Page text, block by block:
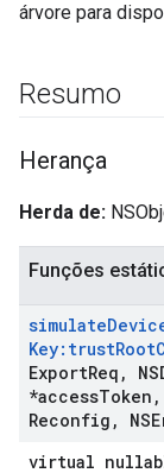
árvore para
Resumo
Herança
Herda de:
Funções
simulate
Key:trustRoot
ExportReq ,
*accessToken ,
Reconfig ,
virtual